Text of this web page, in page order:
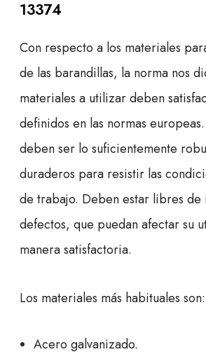
13374
Con respecto a los materiales
de las barandillas, la norma nos
materiales a utilizar deben
definidos en las normas
deben ser lo suficientemente
duraderos para resistir las
de trabajo. Deben estar libres de
defectos, que puedan afectar su
manera satisfactoria.
Los materiales más habituales son:
Acero galvanizado.